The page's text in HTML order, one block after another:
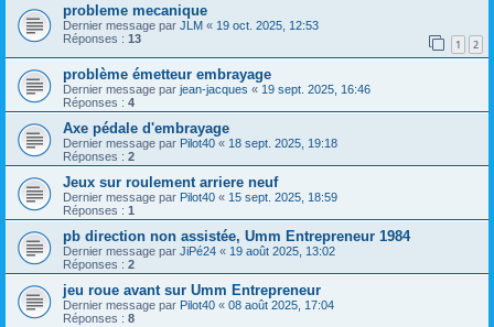
probleme mecanique
Dernier message par JLM « 19 oct. 2025, 12:53
Réponses : 13 1 2
problème émetteur embrayage
Dernier message par jean-jacques « 19 sept. 2025, 16:46
Réponses : 4
Axe pédale d'embrayage
Dernier message par Pilot40 « 18 sept. 2025, 19:18
Réponses : 2
Jeux sur roulement arriere neuf
Dernier message par Pilot40 « 15 sept. 2025, 18:59
Réponses : 1
pb direction non assistée, Umm Entrepreneur 1984
Dernier message par JiPé24 « 19 août 2025, 13:02
Réponses : 2
jeu roue avant sur Umm Entrepreneur
Dernier message par Pilot40 « 08 août 2025, 17:04
Réponses : 8